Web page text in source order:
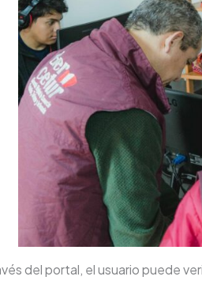
del portal, el usuario puede